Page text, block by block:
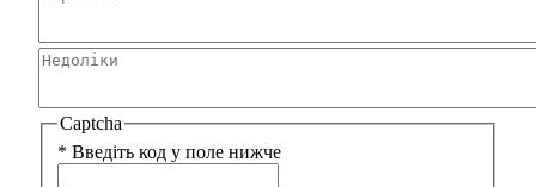
Captcha
* Введіть код у поле нижче